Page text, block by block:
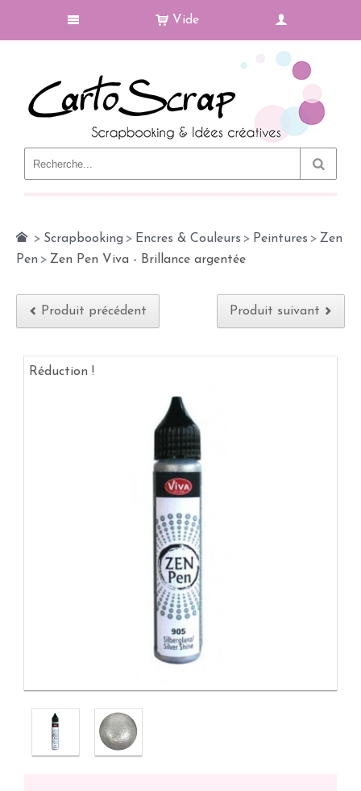
Vide
> Scrapbooking > Encres & Couleurs > Peintures > Zen
Pen > Zen Pen Viva - Brillance argentée
Produit précédent Produit suivant
Réduction !